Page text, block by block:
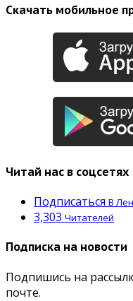
Скачать мобильное
Читай нас в соцсетях
Подписаться В
3,303 Читателей
Подписка на новости
Подпишись на
почте.